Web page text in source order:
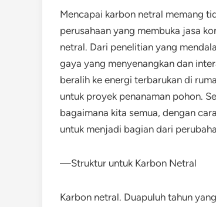
Mencapai karbon netral memang
perusahaan yang membuka jasa
netral. Dari penelitian yang
gaya yang menyenangkan dan
beralih ke energi terbarukan di
untuk proyek penanaman pohon.
bagaimana kita semua, dengan
untuk menjadi bagian dari
—Struktur untuk Karbon Netral
Karbon netral. Duapuluh tahun